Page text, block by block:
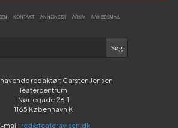
KONTAKT ANNONCER ARKIV NYHEDSMAIL
redaktør: Carsten Jensen
Teatercentrum
Nørregade 26,1
1165 København K
mail: red@teateravisen.dk